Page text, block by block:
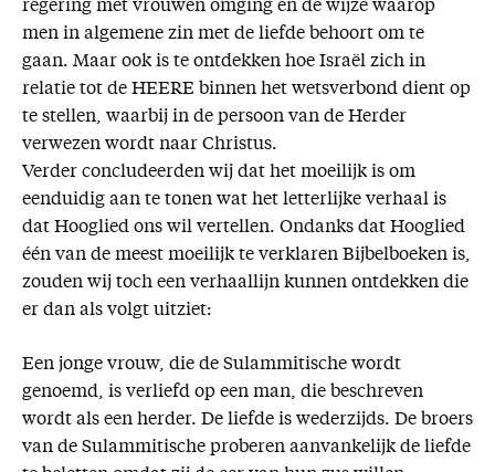
regering met vrouwen omging en de wijze waarop
men in algemene zin met de liefde behoort om te
gaan. Maar ook is te ontdekken hoe Israël zich in
relatie tot de HEERE binnen het wetsverbond dient op
te stellen, waarbij in de persoon van de Herder
verwezen wordt naar Christus.
Verder concludeerden wij dat het moeilijk is om
eenduidig aan te tonen wat het letterlijke verhaal is
dat Hooglied ons wil vertellen. Ondanks dat Hooglied
één van de meest moeilijk te verklaren Bijbelboeken is,
zouden wij toch een verhaallijn kunnen ontdekken die
er dan als volgt uitziet:
Een jonge vrouw, die de Sulammitische wordt
genoemd, is verliefd op een man, die beschreven
wordt als een herder. De liefde is wederzijds. De broers
van de Sulammitische proberen aanvankelijk de liefde